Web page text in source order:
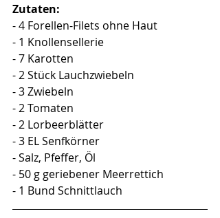
Zutaten:
- 4 Forellen-Filets ohne Haut
- 1 Knollensellerie
- 7 Karotten
- 2 Stück Lauchzwiebeln
- 3 Zwiebeln
- 2 Tomaten
- 2 Lorbeerblätter
- 3 EL Senfkörner
- Salz, Pfeffer, Öl
- 50 g geriebener Meerrettich
- 1 Bund Schnittlauch